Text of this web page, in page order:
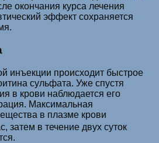
окончания курса лечения
эффект сохраняется
инъекции происходит быстрое
сульфата. Уже спустя
в крови наблюдается его
Максимальная
в плазме крови
затем в течение двух суток